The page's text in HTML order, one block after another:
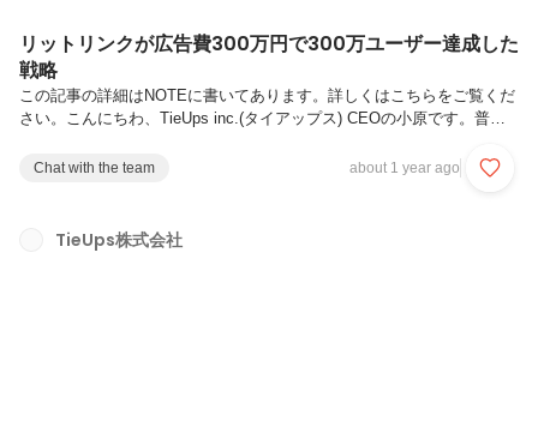
リットリンクが広告費300万円で300万ユーザー達成した
戦略
この記事の詳細はNOTEに書いてあります。詳しくはこちらをご覧くだ
さい。こんにちわ、TieUps inc.(タイアップス) CEOの小原です。普段X
動を楽しく表現できる状態を作り、個性を価値に変える」 をミッショ
イトが構築できる「モバイルノーコードツール」リットリンクがリリー
スから4年が経過した2025年1月に登録ユーザー数300万ユーザーを突破
Chat with the team about 1 year ago
TieUps株式会社